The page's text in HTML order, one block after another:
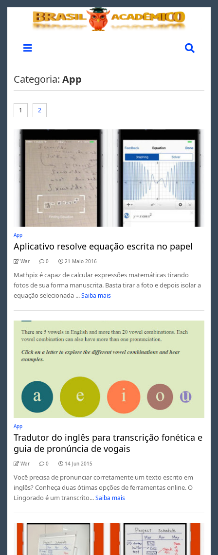
Categoria: App
1 2
App
Aplicativo resolve equação escrita no papel
War 0 21 Maio 2016
Mathpix é capaz de calcular expressões matemáticas tirando
fotos de sua forma manuscrita. Basta tirar a foto e depois isolar a
equação selecionada ... Saiba mais
App
Tradutor do inglês para transcrição fonética e
guia de pronúncia de vogais
War 0 14 Jun 2015
Você precisa de pronunciar corretamente um texto escrito em
inglês? Conheça duas ótimas opções de ferramentas online. O
Lingorado é um transcrito... Saiba mais